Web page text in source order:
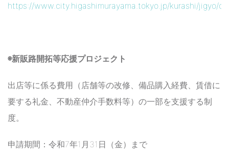
https://www.city.higashimurayama.tokyo.jp/kurashi/jigyo/
◉新販路開拓等応援プロジェクト
出店等に係る費用（店舗等の改修、備品購入経費、賃借に
要する礼金、不動産仲介手数料等）の一部を支援する制
度。
申請期間：令和7年1月31日（金）まで